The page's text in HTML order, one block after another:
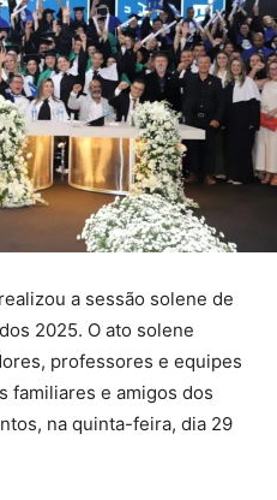
a sessão solene de
2025. O ato solene
professores e equipes
familiares e amigos dos
na quinta-feira, dia 29